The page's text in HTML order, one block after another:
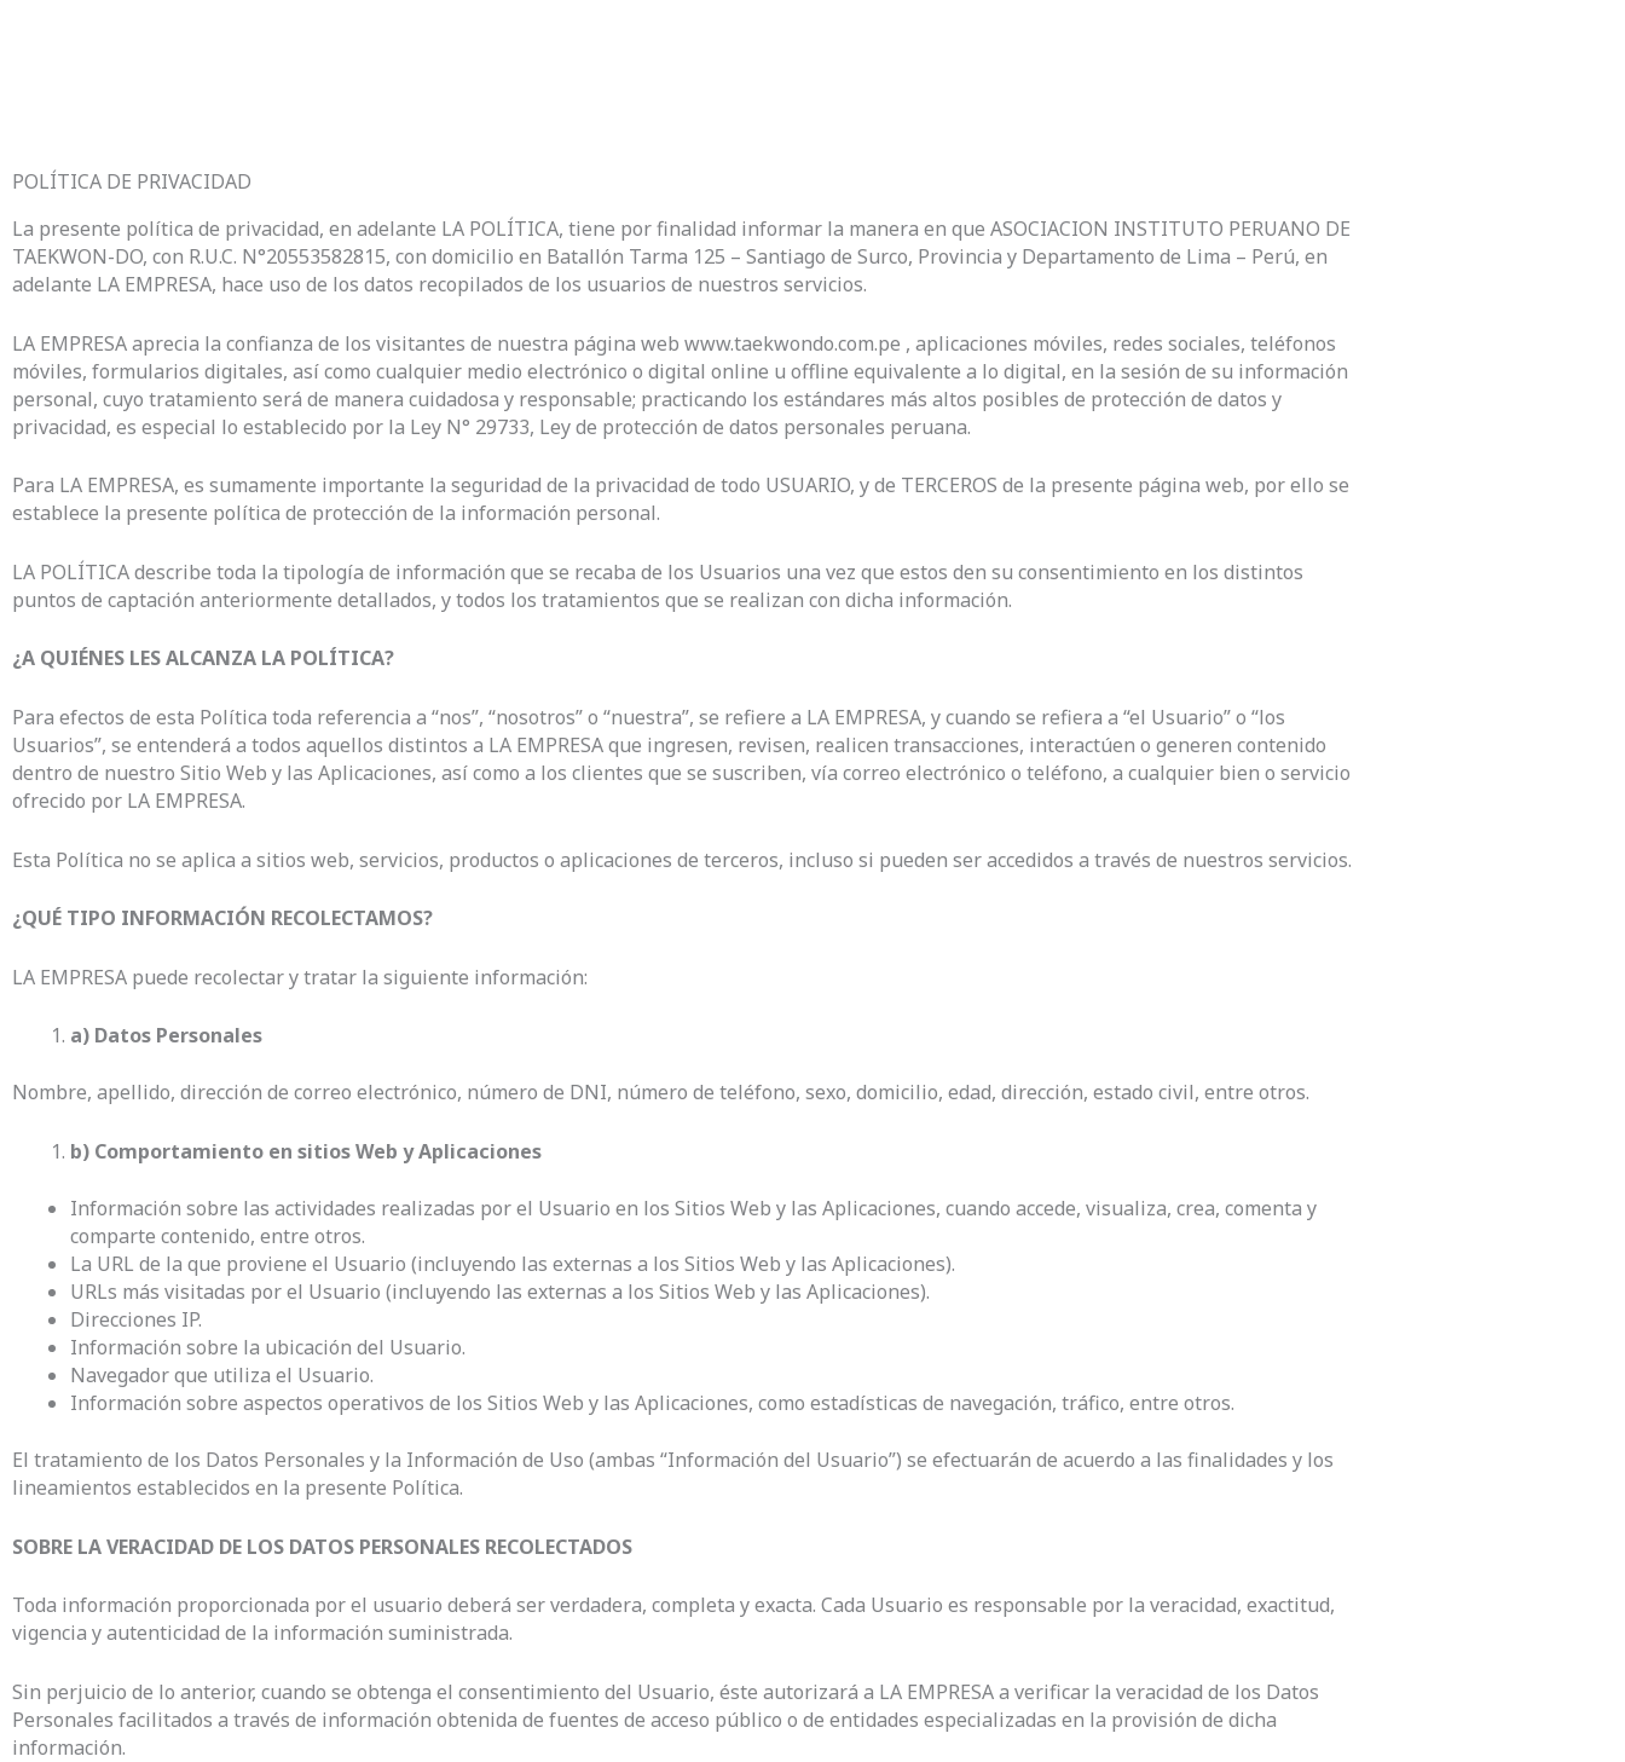
POLÍTICA DE PRIVACIDAD
La presente política de privacidad, en adelante LA POLÍTICA, tiene por finalidad informar la manera en que ASOCIACION INSTITUTO PERUANO DE
TAEKWON-DO, con R.U.C. N°20553582815, con domicilio en Batallón Tarma 125 – Santiago de Surco, Provincia y Departamento de Lima – Perú, en
adelante LA EMPRESA, hace uso de los datos recopilados de los usuarios de nuestros servicios.
LA EMPRESA aprecia la confianza de los visitantes de nuestra página web www.taekwondo.com.pe , aplicaciones móviles, redes sociales, teléfonos
móviles, formularios digitales, así como cualquier medio electrónico o digital online u offline equivalente a lo digital, en la sesión de su información
personal, cuyo tratamiento será de manera cuidadosa y responsable; practicando los estándares más altos posibles de protección de datos y
privacidad, es especial lo establecido por la Ley N° 29733, Ley de protección de datos personales peruana.
Para LA EMPRESA, es sumamente importante la seguridad de la privacidad de todo USUARIO, y de TERCEROS de la presente página web, por ello se
establece la presente política de protección de la información personal.
LA POLÍTICA describe toda la tipología de información que se recaba de los Usuarios una vez que estos den su consentimiento en los distintos
puntos de captación anteriormente detallados, y todos los tratamientos que se realizan con dicha información.
¿A QUIÉNES LES ALCANZA LA POLÍTICA?
Para efectos de esta Política toda referencia a “nos”, “nosotros” o “nuestra”, se refiere a LA EMPRESA, y cuando se refiera a “el Usuario” o “los
Usuarios”, se entenderá a todos aquellos distintos a LA EMPRESA que ingresen, revisen, realicen transacciones, interactúen o generen contenido
dentro de nuestro Sitio Web y las Aplicaciones, así como a los clientes que se suscriben, vía correo electrónico o teléfono, a cualquier bien o servicio
ofrecido por LA EMPRESA.
Esta Política no se aplica a sitios web, servicios, productos o aplicaciones de terceros, incluso si pueden ser accedidos a través de nuestros servicios.
¿QUÉ TIPO INFORMACIÓN RECOLECTAMOS?
LA EMPRESA puede recolectar y tratar la siguiente información:
a) Datos Personales
Nombre, apellido, dirección de correo electrónico, número de DNI, número de teléfono, sexo, domicilio, edad, dirección, estado civil, entre otros.
b) Comportamiento en sitios Web y Aplicaciones
Información sobre las actividades realizadas por el Usuario en los Sitios Web y las Aplicaciones, cuando accede, visualiza, crea, comenta y
comparte contenido, entre otros.
La URL de la que proviene el Usuario (incluyendo las externas a los Sitios Web y las Aplicaciones).
URLs más visitadas por el Usuario (incluyendo las externas a los Sitios Web y las Aplicaciones).
Direcciones IP.
Información sobre la ubicación del Usuario.
Navegador que utiliza el Usuario.
Información sobre aspectos operativos de los Sitios Web y las Aplicaciones, como estadísticas de navegación, tráfico, entre otros.
El tratamiento de los Datos Personales y la Información de Uso (ambas “Información del Usuario”) se efectuarán de acuerdo a las finalidades y los
lineamientos establecidos en la presente Política.
SOBRE LA VERACIDAD DE LOS DATOS PERSONALES RECOLECTADOS
Toda información proporcionada por el usuario deberá ser verdadera, completa y exacta. Cada Usuario es responsable por la veracidad, exactitud,
vigencia y autenticidad de la información suministrada.
Sin perjuicio de lo anterior, cuando se obtenga el consentimiento del Usuario, éste autorizará a LA EMPRESA a verificar la veracidad de los Datos
Personales facilitados a través de información obtenida de fuentes de acceso público o de entidades especializadas en la provisión de dicha
información.